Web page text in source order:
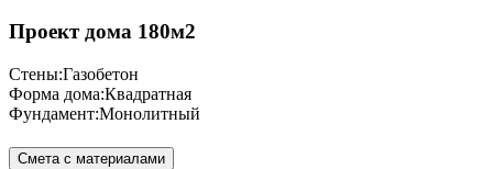
Проект дома 180м2
Стены:Газобетон
Форма дома:Квадратная
Фундамент:Монолитный
Смета с материалами